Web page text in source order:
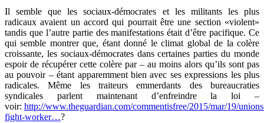
Il semble que les sociaux-démocrates et les militants les plus
radicaux avaient un accord qui pourrait être une section «violent»
tandis que l’autre partie des manifestations était d’être pacifique. Ce
qui semble montrer que, étant donné le climat global de la colère
croissante, les sociaux-démocrates dans certaines parties du monde
espoir de récupérer cette colère par – au moins alors qu’ils sont pas
au pouvoir – étant apparemment bien avec ses expressions les plus
radicales. Même les traiteurs emmerdants des bureaucraties
syndicales parlent maintenant d’enfreindre la loi –
voir: http://www.theguardian.com/commentisfree/2015/mar/19/
fight-worker…?